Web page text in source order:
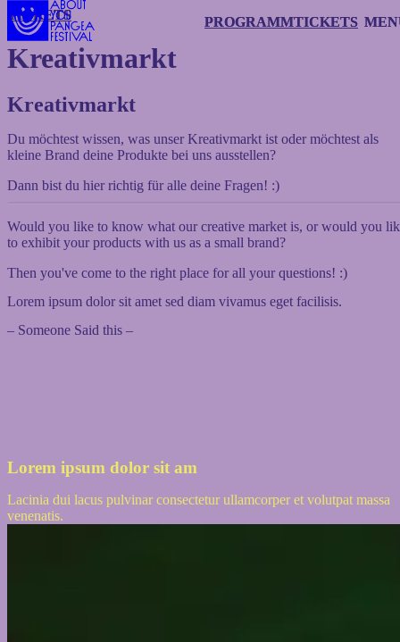
PROGRAMM
PROGRAMMTICKETS
TICKETS
TICKETS
TICKETS
Kreativmarkt
Kreativmarkt
Du möchtest wissen, was unser Kreativmarkt ist oder möchtest als
kleine Brand deine Produkte bei uns ausstellen?
Dann bist du hier richtig für alle deine Fragen! :)
Would you like to know what our creative market is, or would you
to exhibit your products with us as a small brand?
Then you've come to the right place for all your questions! :)
Lorem ipsum dolor sit amet sed diam vivamus eget facilisis.
– Someone Said this –
Lorem ipsum dolor sit am
Lacinia dui lacus pulvinar consectetur ullamcorper et volutpat massa
venenatis.